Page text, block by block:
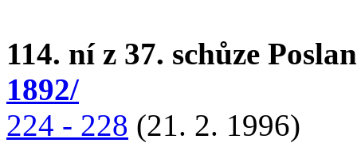
114. ní z 37. schůze
1892/
224 - 228 (21. 2. 1996)